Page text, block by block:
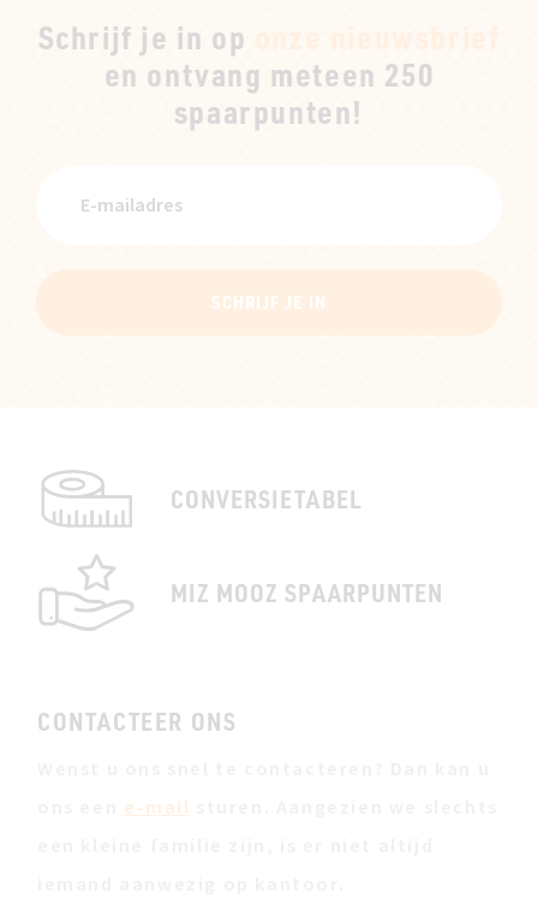
Schrijf je in op
en ontvang meteen 250
spaarpunten!
SCHRIJF JE IN
CONVERSIETABEL
MIZ MOOZ SPAARPUNTEN
CONTACTEER ONS
e-mail